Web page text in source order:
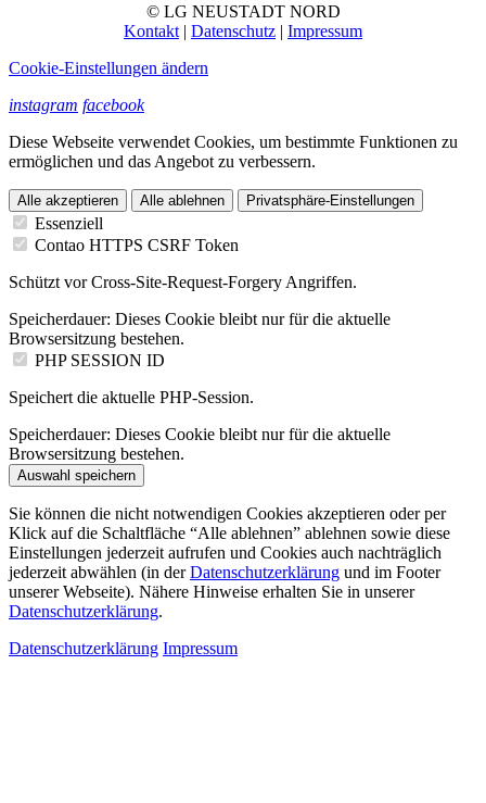
© LG NEUSTADT NORD
Kontakt | Datenschutz | Impressum
Cookie-Einstellungen ändern
instagram facebook
Diese Webseite verwendet Cookies, um bestimmte Funktionen zu
ermöglichen und das Angebot zu verbessern.
Alle akzeptieren Alle ablehnen Privatsphäre-Einstellungen
Essenziell
Contao HTTPS CSRF Token
Schützt vor Cross-Site-Request-Forgery Angriffen.
Speicherdauer: Dieses Cookie bleibt nur für die aktuelle
Browsersitzung bestehen.
PHP SESSION ID
Speichert die aktuelle PHP-Session.
Speicherdauer: Dieses Cookie bleibt nur für die aktuelle
Browsersitzung bestehen.
Auswahl speichern
Sie können die nicht notwendigen Cookies akzeptieren oder per
Klick auf die Schaltfläche “Alle ablehnen” ablehnen sowie diese
Einstellungen jederzeit aufrufen und Cookies auch nachträglich
jederzeit abwählen (in derDatenschutzerklärung und im Footer
unserer Webseite). Nähere Hinweise erhalten Sie in unserer
Datenschutzerklärung.
Datenschutzerklärung Impressum